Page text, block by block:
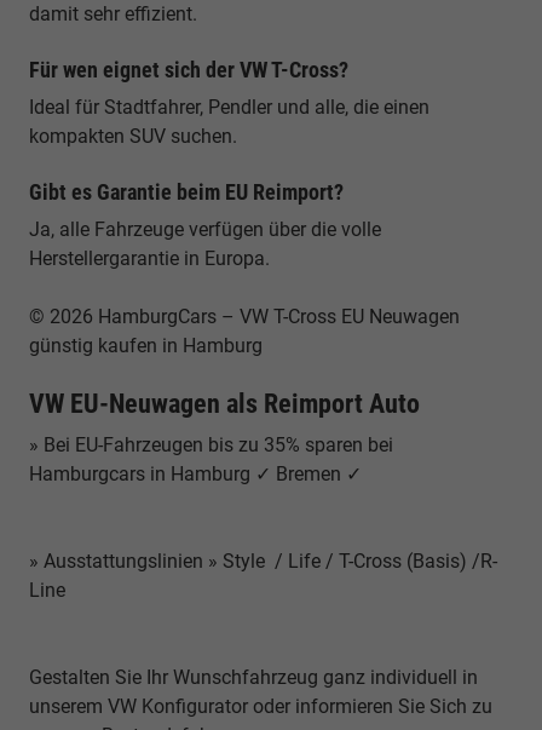
damit sehr effizient.
Für wen eignet sich der VW T-Cross?
Ideal für Stadtfahrer, Pendler und alle, die einen
kompakten SUV suchen.
Gibt es Garantie beim EU Reimport?
Ja, alle Fahrzeuge verfügen über die volle
Herstellergarantie in Europa.
© 2026 HamburgCars – VW T-Cross EU Neuwagen
günstig kaufen in Hamburg
VW EU-Neuwagen als Reimport Auto
» Bei EU-Fahrzeugen bis zu 35% sparen bei
Hamburgcars in Hamburg ✓ Bremen ✓
» Ausstattungslinien » Style / Life / T-Cross (Basis) /R-
Line
Gestalten Sie Ihr Wunschfahrzeug ganz individuell in
unserem VW Konfigurator oder informieren Sie Sich zu